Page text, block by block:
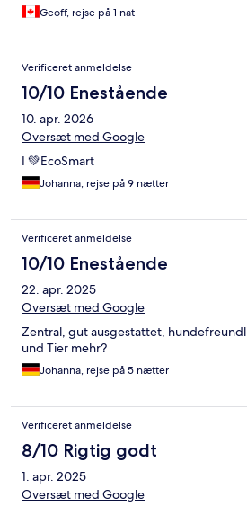
Geoff, rejse på 1 nat
Verificeret anmeldelse
10/10 Enestående
10. apr. 2026
Oversæt med Google
I 💚EcoSmart
Johanna, rejse på 9 nætter
Verificeret anmeldelse
10/10 Enestående
22. apr. 2025
Oversæt med Google
Zentral, gut ausgestattet,
und Tier mehr?
Johanna, rejse på 5 nætter
Verificeret anmeldelse
8/10 Rigtig godt
1. apr. 2025
Oversæt med Google